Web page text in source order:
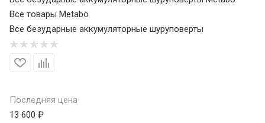
Все товары Metabo
Все безударные аккумуляторные шуруповерты
Последняя цена
13 600 ₽